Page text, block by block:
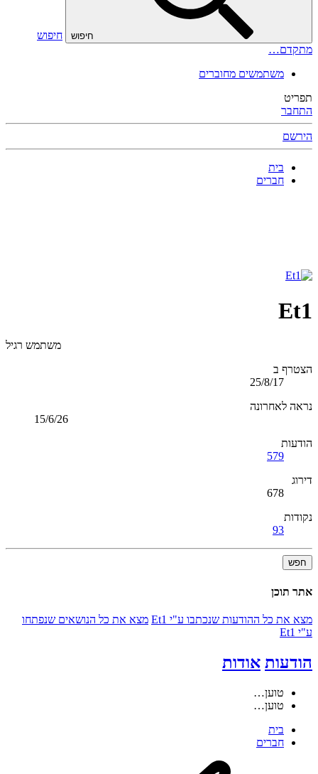
חיפוש
חיפוש
מתקדם…
משתמשים מחוברים
תפריט
התחבר
הירשם
בית
חברים
Et1
משתמש רגיל
הצטרף ב
25/8/17
נראה לאחרונה
15/6/26
הודעות
579
דירוג
678
נקודות
93
חפש
אתר תוכן
מצא את כל ההודעות שנכתבו ע"י Et1
מצא את כל הנושאים שנפתחו
ע"י Et1
הודעות אודות
טוען…
טוען…
בית
חברים